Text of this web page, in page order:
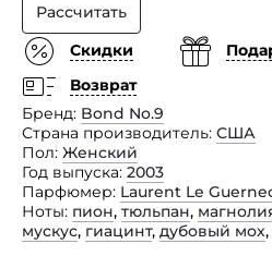
Рассчитать
Скидки
Возврат
Бренд Bond No.9
Страна производитель США
Пол Женский
Год выпуска 2003
Парфюмер Laurent Le
Ноты пион, тюльпан,
мускус, гиацинт, дубовый мох,